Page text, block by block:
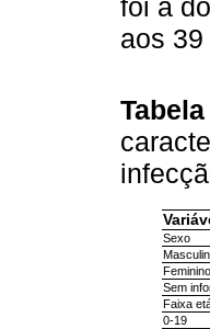
aos
Sexo
Feminino
Sem
Faixa
0-19